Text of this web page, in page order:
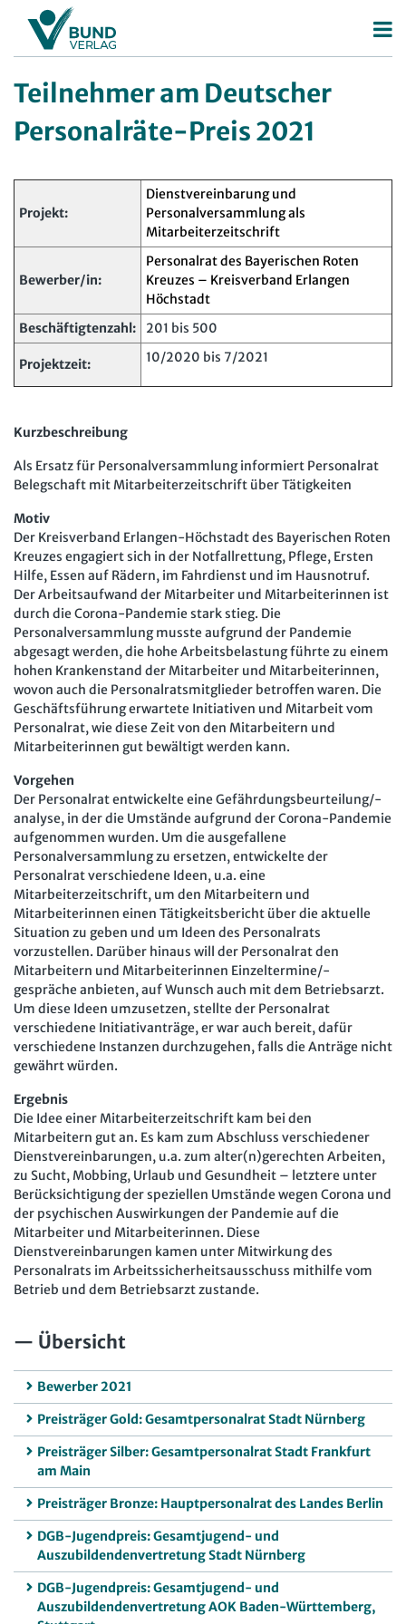
Mitbestimmung
Arbeitsschutz
Beschäftigtendatenschutz
Deutscher Betriebsrätepreis
Mitbestimmungskompass
Personalvertretungsrecht
Arbeitsschutz
Beschäftigtendatenschutz
JAV
Arbeit in der JAV
SBV
Arbeit in der SBV
MAV
Zeitschriften
Arbeitsrecht im Betrieb
Der Personalrat
Computer und Arbeit
Gute Arbeit
Betriebsrat und Mitbestimmung
Arbeitsschutz und Mitbestimmung
Schwerbehindertenrecht und Inklusion
Mitbestimmung
Arbeit und Recht
Soziales Recht
Digitales Arbeits- und Sozialrecht
Soziale Sicherheit
Fachmodule
Betriebsratswissen online
Beschäftigtendatenschutz online
Personalratswissen online
Schwerbehindertenrecht online
Arbeitszeit online
KI-Praxis Arbeitsrecht online
JAV-Praxis online
Software
Newsletter
Bund SHOP
Abo
mein Bund-Online
Presse Interne Meldestelle Verträge kündigen
Hilfe
Datenschutz
AGB Impressum
Kontakt
Erklärung zur Barrierefreiheit
Widerruf
Verlag
Karriere Buchhandel
Teilnehmer am Deutscher
Personalräte-Preis 2021
Projekt:
Dienstvereinbarung und
Personalversammlung als
Mitarbeiterzeitschrift
Bewerber/in:
Personalrat des Bayerischen Roten
Kreuzes – Kreisverband Erlangen
Höchstadt
Beschäftigtenzahl:
201 bis 500
Projektzeit: 10/2020 bis 7/2021
Kurzbeschreibung
Als Ersatz für Personalversammlung informiert Personalrat
Belegschaft mit Mitarbeiterzeitschrift über Tätigkeiten
Motiv
Der Kreisverband Erlangen-Höchstadt des Bayerischen Roten
Kreuzes engagiert sich in der Notfallrettung, Pflege, Ersten
Hilfe, Essen auf Rädern, im Fahrdienst und im Hausnotruf.
Der Arbeitsaufwand der Mitarbeiter und Mitarbeiterinnen ist
durch die Corona-Pandemie stark stieg. Die
Personalversammlung musste aufgrund der Pandemie
abgesagt werden, die hohe Arbeitsbelastung führte zu einem
hohen Krankenstand der Mitarbeiter und Mitarbeiterinnen,
wovon auch die Personalratsmitglieder betroffen waren. Die
Geschäftsführung erwartete Initiativen und Mitarbeit vom
Personalrat, wie diese Zeit von den Mitarbeitern und
Mitarbeiterinnen gut bewältigt werden kann.
Vorgehen
Der Personalrat entwickelte eine Gefährdungsbeurteilung/-
analyse, in der die Umstände aufgrund der Corona-Pandemie
aufgenommen wurden. Um die ausgefallene
Personalversammlung zu ersetzen, entwickelte der
Personalrat verschiedene Ideen, u.a. eine
Mitarbeiterzeitschrift, um den Mitarbeitern und
Mitarbeiterinnen einen Tätigkeitsbericht über die aktuelle
Situation zu geben und um Ideen des Personalrats
vorzustellen. Darüber hinaus will der Personalrat den
Mitarbeitern und Mitarbeiterinnen Einzeltermine/-
gespräche anbieten, auf Wunsch auch mit dem Betriebsarzt.
Um diese Ideen umzusetzen, stellte der Personalrat
verschiedene Initiativanträge, er war auch bereit, dafür
verschiedene Instanzen durchzugehen, falls die Anträge nicht
gewährt würden.
Ergebnis
Die Idee einer Mitarbeiterzeitschrift kam bei den
Mitarbeitern gut an. Es kam zum Abschluss verschiedener
Dienstvereinbarungen, u.a. zum alter(n)gerechten Arbeiten,
zu Sucht, Mobbing, Urlaub und Gesundheit – letztere unter
Berücksichtigung der speziellen Umstände wegen Corona und
der psychischen Auswirkungen der Pandemie auf die
Mitarbeiter und Mitarbeiterinnen. Diese
Dienstvereinbarungen kamen unter Mitwirkung des
Personalrats im Arbeitssicherheitsausschuss mithilfe vom
Betrieb und dem Betriebsarzt zustande.
Übersicht
Bewerber 2021
Preisträger Gold: Gesamtpersonalrat Stadt Nürnberg
Preisträger Silber: Gesamtpersonalrat Stadt Frankfurt
am Main
Preisträger Bronze: Hauptpersonalrat des Landes Berlin
DGB-Jugendpreis: Gesamtjugend- und
Auszubildendenvertretung Stadt Nürnberg
DGB-Jugendpreis: Gesamtjugend- und
Auszubildendenvertretung AOK Baden-Württemberg,